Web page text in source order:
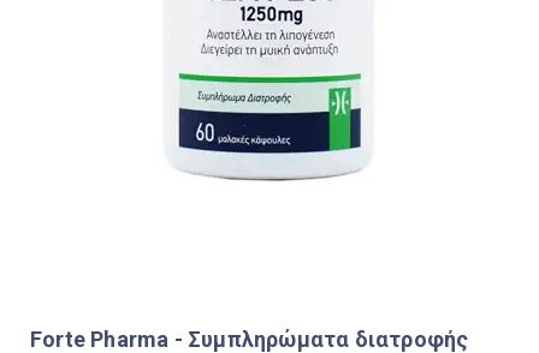
Forte Pharma - Συμπληρώματα διατροφής